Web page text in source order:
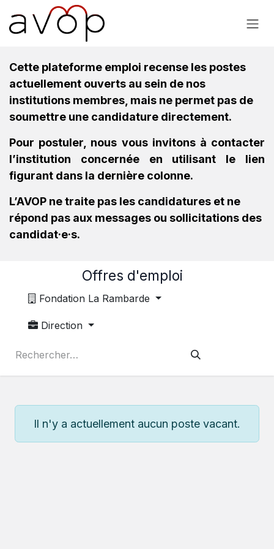
Se rendre au contenu
Cette plateforme emploi recense les postes
actuellement ouverts au sein de nos
institutions membres, mais ne permet pas de
soumettre une candidature directement.
Pour postuler, nous vous invitons à contacter
l’institution concernée en utilisant le lien
figurant dans la dernière colonne.
L’AVOP ne traite pas les candidatures et ne
répond pas aux messages ou sollicitations des
candidat·e·s.
Offres d'emploi
Fondation La Rambarde
Direction
Il n'y a actuellement aucun poste vacant.